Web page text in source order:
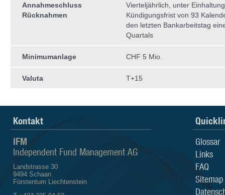
Annahmeschluss
Rücknahmen
Vierteljährlich, unter
Kündigungsfrist von 93
den letzten Bankarbeitstag
Quartals
Minimumanlage CHF 5 Mio.
Valuta T+15
Kontakt
IFM
Independent Fund Management AG
Landstrasse 30
9494 Schaan
Fürstentum Liechtenstein
Glossar
Links
FAQ
Sitemap